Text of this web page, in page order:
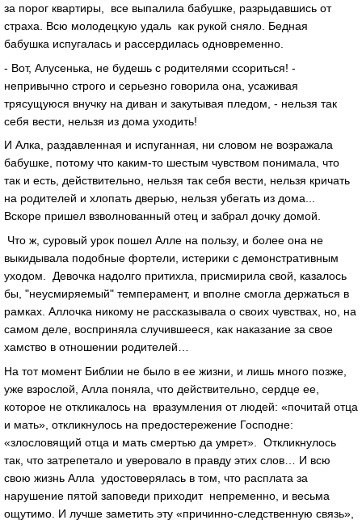
за порог квартиры, все выпалила бабушке, разрыдавшись от
страха. Всю молодецкую удаль как рукой сняло. Бедная
бабушка испугалась и рассердилась одновременно.
- Вот, Алусенька, не будешь с родителями ссориться! -
непривычно строго и серьезно говорила она, усаживая
трясущуюся внучку на диван и закутывая пледом, - нельзя так
себя вести, нельзя из дома уходить!
И Алка, раздавленная и испуганная, ни словом не возражала
бабушке, потому что каким-то шестым чувством понимала, что
так и есть, действительно, нельзя так себя вести, нельзя кричать
на родителей и хлопать дверью, нельзя убегать из дома...
Вскоре пришел взволнованный отец и забрал дочку домой.
Что ж, суровый урок пошел Алле на пользу, и более она не
выкидывала подобные фортели, истерики с демонстративным
уходом. Девочка надолго притихла, присмирила свой, казалось
бы, "неусмиряемый" темперамент, и вполне смогла держаться в
рамках. Аллочка никому не рассказывала о своих чувствах, но, на
самом деле, восприняла случившееся, как наказание за свое
хамство в отношении родителей…
На тот момент Библии не было в ее жизни, и лишь много позже,
уже взрослой, Алла поняла, что действительно, сердце ее,
которое не откликалось на вразумления от людей: «почитай отца
и мать», откликнулось на предостережение Господне:
«злословящий отца и мать смертью да умрет». Откликнулось
так, что затрепетало и уверовало в правду этих слов… И всю
свою жизнь Алла удостоверялась в том, что расплата за
нарушение пятой заповеди приходит непременно, и весьма
ощутимо. И лучше заметить эту «причинно-следственную связь»,